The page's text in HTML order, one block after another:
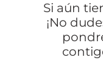
Si aún
¡No